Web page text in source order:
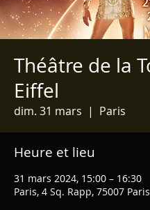
Théâtre de la
Eiffel
dim. 31 mars
  |
Paris
Heure et lieu
31 mars 2024, 15:00 – 16:30
Paris, 4 Sq. Rapp, 75007